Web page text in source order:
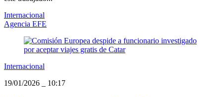
Internacional
Agencia EFE
Internacional
19/01/2026
10:17